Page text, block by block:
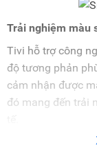
Trải nghiệm màu
Tivi hỗ trợ công
độ tương phản
cảm nhận được
đó mang đến trải